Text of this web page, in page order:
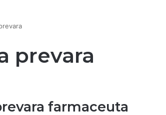
prevara
farmaceuta